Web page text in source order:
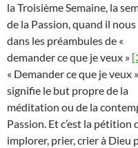
la Troisième Semaine, la
de la Passion, quand il
dans les préambules de «
demander ce que je veux »
« Demander ce que je veux »
signifie le but propre de la
méditation ou de la
Passion. Et c’est la pétition
implorer, prier, crier à Dieu